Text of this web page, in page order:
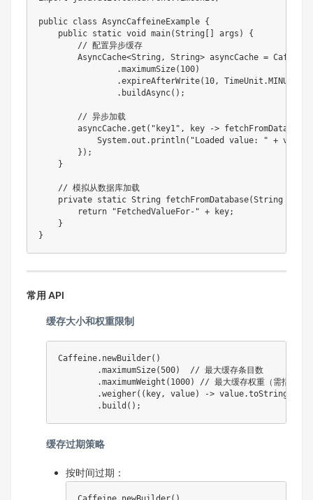
public class AsyncCaffeineExample {
public static void main(String [ ] args )
{
// 配置异步缓存
AsyncCache<String , String> asyncCache = Caffeine
.maximumSize( 100)
.expireAfterWrite( 10 , TimeUnit .MINUTES
. buildAsync( ) ;
// 异步加载
        asyncCache
.get ( "key1" , key -> fetchFromDatabase
System.out . println( "Loaded value: " + value
} ) ;
}
// 模拟从数据库加载
private static String fetchFromDatabase(String
return
"FetchedValueFor-" + key;
}
}
常用 API
缓存大小和权重限制
Caffeine. newBuilder( )
.maximumSize(500)
// 最大缓存条目数
.maximumWeight ( 1000)
// 最大缓存权重（需指定权
.weigher( ( key, value) -> value.toString
. build ( ) ;
缓存过期策略
按时间过期：